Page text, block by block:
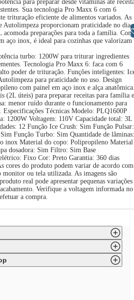
para preparar desde vitaminas até
Sua tecnologia Pro Maxx 6 com 6
trituração eficiente de alimentos variados. As
Autolimpeza proporcionam praticidade no dia
acomoda preparações para toda a família. Com
aço inox, é ideal para cozinhas que valorizam
turbo: 1200W para triturar ingredientes
Tecnologia Pro Maxx 6: faca com 6
poder de trituração. Funções inteligentes:
para praticidade no uso. Design
com painel em aço inox e alça
(2L úteis) para preparar receitas para família e
menor ruído durante o funcionamento para
Técnicas Modelo: PLQ1600P
1200W Voltagem: 110V Capacidade total: 3L
12 Função Ice Crush: Sim Função Pulsar:
Função Turbo: Sim Quantidade de lâminas:
inox Material do copo: Polipropileno Material
dosadora: Sim Filtro: Sim Base
Fixo Cor: Preto Garantia: 360 dias
cores do produto podem variar de acordo com
monitor ou tela utilizada. As imagens são
real pode apresentar pequenas variações
Verifique a voltagem informada no
a compra.
Libras